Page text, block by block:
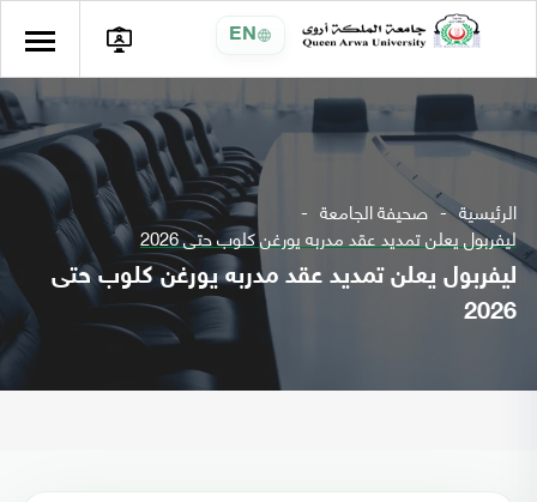
EN
الرئيسية صحيفة الجامعة
ليفربول يعلن تمديد عقد مدربه يورغن كلوب حتى 2026
ليفربول يعلن تمديد عقد مدربه يورغن كلوب حتى
2026